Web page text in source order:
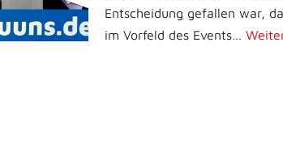
Entscheidung gefallen war,
im Vorfeld des Events…